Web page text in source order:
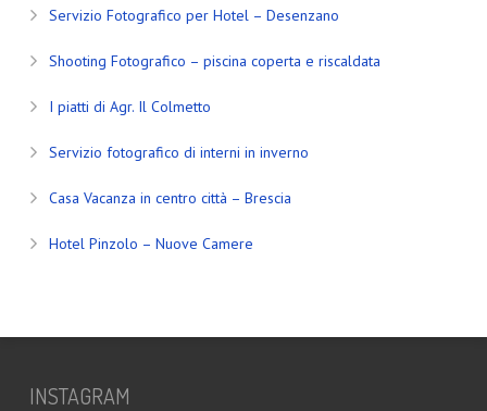
Servizio Fotografico per Hotel – Desenzano
Shooting Fotografico – piscina coperta e riscaldata
I piatti di Agr. Il Colmetto
Servizio fotografico di interni in inverno
Casa Vacanza in centro città – Brescia
Hotel Pinzolo – Nuove Camere
INSTAGRAM